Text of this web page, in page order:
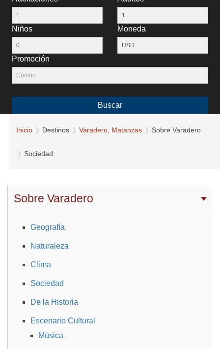
Niños Moneda
Promoción
Buscar
Inicio Destinos Varadero, Matanzas Sobre Varadero
Sociedad
Sobre Varadero
Geografía
Naturaleza
Clima
Sociedad
De la Historia
Escenario Cultural
Música